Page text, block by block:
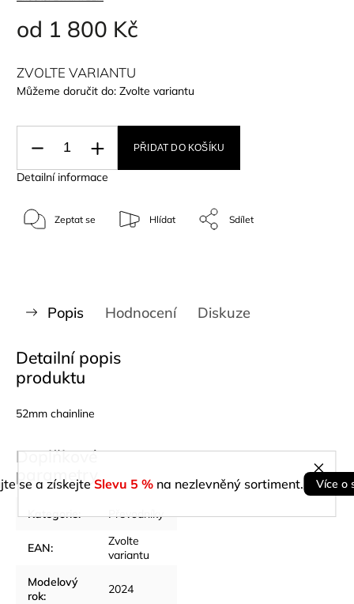
se a získejte Slevu 5 % na nezlevněný sortiment. Více o
od 1 800 Kč
ZVOLTE VARIANTU
Můžeme doručit do: Zvolte variantu
PŘIDAT DO KOŠÍKU
Detailní informace
Zeptat se Hlídat Sdílet
Popis Hodnocení Diskuze
Detailní popis
produktu
52mm chainline
Doplňkové
parametry
Kategorie: Převodníky
EAN:
Zvolte
variantu
Modelový
rok: 2024